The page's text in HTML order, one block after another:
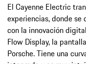
El Cayenne Electric
experiencias, donde se
con la innovación
Flow Display, la
Porsche. Tiene una